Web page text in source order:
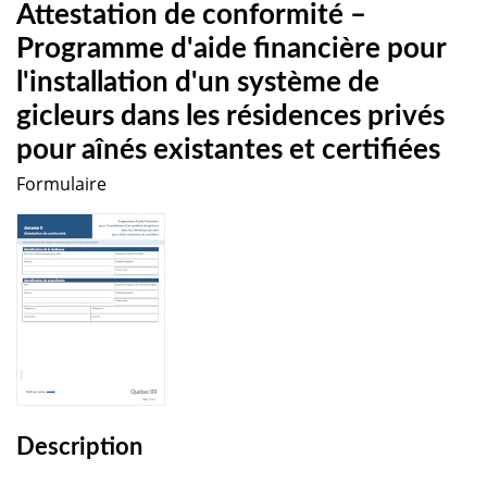
Attestation de conformité –
Programme d'aide financière pour
l'installation d'un système de
gicleurs dans les résidences privés
pour aînés existantes et certifiées
Formulaire
Description